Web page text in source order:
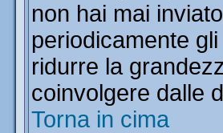
non hai mai
periodicamente
ridurre la
coinvolgere dalle
Torna in cima